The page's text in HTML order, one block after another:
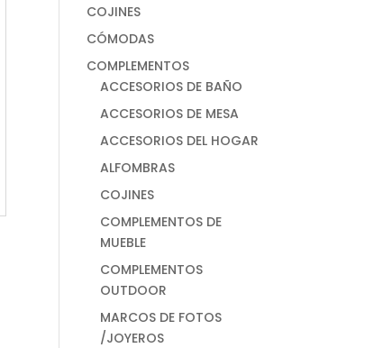
COJINES
CÓMODAS
COMPLEMENTOS
ACCESORIOS DE BAÑO
ACCESORIOS DE MESA
ACCESORIOS DEL HOGAR
ALFOMBRAS
COJINES
COMPLEMENTOS DE
MUEBLE
COMPLEMENTOS
OUTDOOR
MARCOS DE FOTOS
/JOYEROS